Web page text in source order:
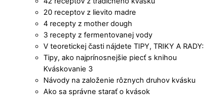
20 receptov z lievito madre
4 recepty z mother dough
3 recepty z fermentovanej vody
V teoretickej časti nájdete TIPY, TRIKY A RADY:
Tipy, ako najprínosnejšie piecť s knihou
Kváskovanie 3
Návody na založenie rôznych druhov kvásku
Ako sa správne starať o kvások